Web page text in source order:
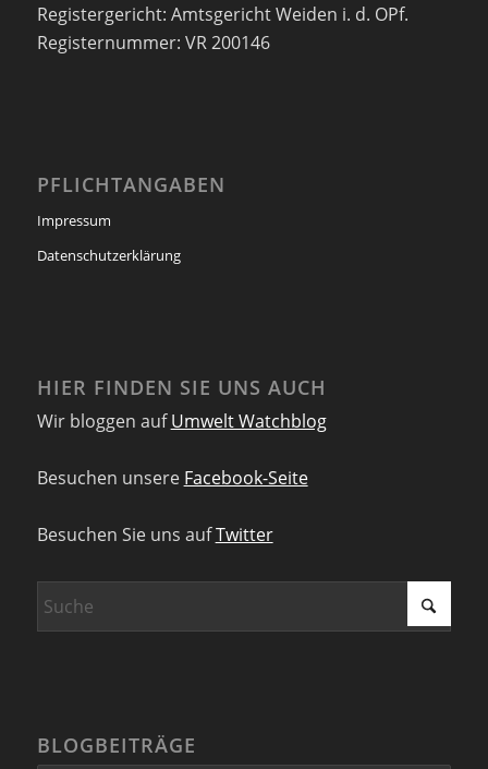
Registergericht: Amtsgericht Weiden i. d. OPf.
Registernummer: VR 200146
PFLICHTANGABEN
Impressum
Datenschutzerklärung
HIER FINDEN SIE UNS AUCH
Wir bloggen aufUmwelt Watchblog
Besuchen unsere Facebook-Seite
Besuchen Sie uns aufTwitter
BLOGBEITRÄGE